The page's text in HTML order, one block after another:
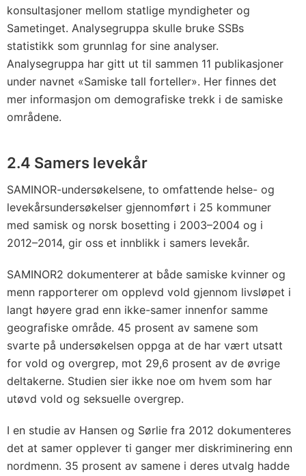
konsultasjoner mellom statlige myndigheter og
Sametinget. Analysegruppa skulle bruke SSBs
statistikk som grunnlag for sine analyser.
Analysegruppa har gitt ut til sammen 11 publikasjoner
under navnet «Samiske tall forteller». Her finnes det
mer informasjon om demografiske trekk i de samiske
områdene.
2.4 Samers levekår
SAMINOR-undersøkelsene, to omfattende helse- og
levekårsundersøkelser gjennomført i 25 kommuner
med samisk og norsk bosetting i 2003–2004 og i
2012–2014, gir oss et innblikk i samers levekår.
SAMINOR2 dokumenterer at både samiske kvinner og
menn rapporterer om opplevd vold gjennom livsløpet i
langt høyere grad enn ikke-samer innenfor samme
geografiske område. 45 prosent av samene som
svarte på undersøkelsen oppga at de har vært utsatt
for vold og overgrep, mot 29,6 prosent av de øvrige
deltakerne. Studien sier ikke noe om hvem som har
utøvd vold og seksuelle overgrep.
I en studie av Hansen og Sørlie fra 2012 dokumenteres
det at samer opplever ti ganger mer diskriminering enn
nordmenn. 35 prosent av samene i deres utvalg hadde